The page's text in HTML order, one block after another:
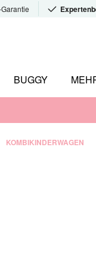
BUGGY
KOMBIKINDERWAGEN